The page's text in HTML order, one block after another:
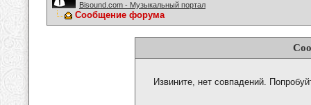
Bisound.com - Музыкальный портал
Сообщение форума
Извините, нет совпадений.